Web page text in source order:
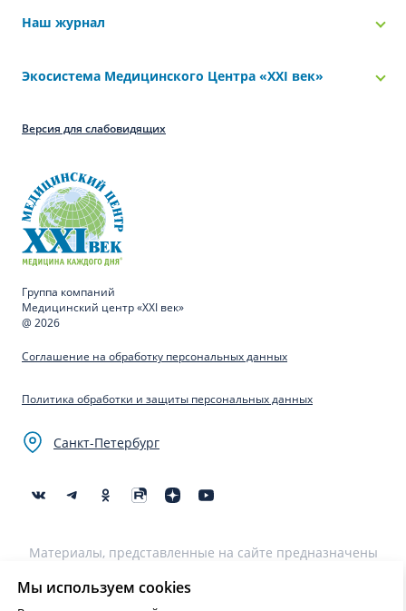
Наш журнал
Экосистема Медицинского Центра «‎XXI век»
Версия для слабовидящих
Группа компаний
Медицинский центр «XXI век»
@ 2026
Соглашение на обработку персональных данных
Политика обработки и защиты персональных данных
Санкт-Петербург
Материалы, представленные на сайте предназначены
использованы для постановки диагноза, назначения
лечения и не являются медицинскими рекомендациями.
Мы используем cookies